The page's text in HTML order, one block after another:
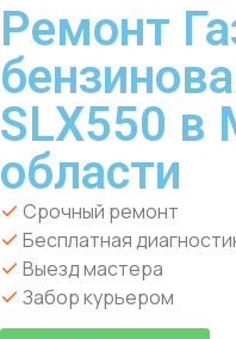
Ремонт
SLX550 в
области
Срочный ремонт
Бесплатная
Выезд мастера
Забор курьером